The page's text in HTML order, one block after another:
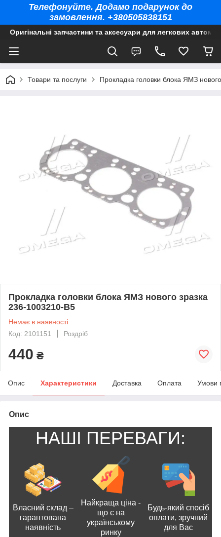
Телефонуйте. Додамо подарунок до
замовлення. +380505838151
Оригінальні запчастини та аксесуари для легкових
Товари та послуги Прокладка головки блока ЯМЗ
Прокладка головки блока ЯМЗ нового зразка
236-1003210-В5
Немає в наявності
Код: 2101151
Роздріб
440 ₴
Опис Характеристики Доставка Оплата Умови
Опис
НАШІ ПЕРЕВАГИ:
Власний склад –
гарантована
наявність
Найкраща ціна -
що є на
українському
ринку
Будь-який спосіб
оплати, зручний
для Вас